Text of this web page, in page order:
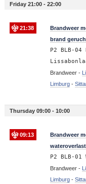
Friday 21:00 - 22:00
21:38
Brandweer
brand
P2 BLB-
Brandweer -
Limburg-
Thursday 09:00 - 10:00
09:13
Brandweer
wateroverlast
P2 BLB-
Brandweer -
Limburg-